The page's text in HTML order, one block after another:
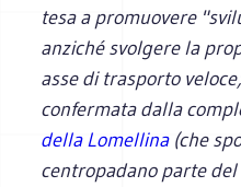
tesa a promuovere
anziché svolgere la
asse di trasporto
confermata dalla
della Lomellina(che
centropadano parte